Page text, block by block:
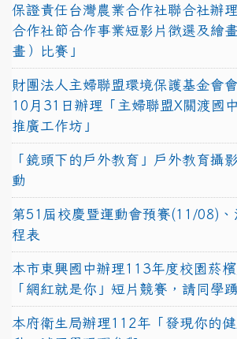
保證責任台灣農業合作社聯合社辦
合作社節合作事業短影片徵選及繪
畫）比賽」
財團法人主婦聯盟環境保護基金會
10月31日辦理「主婦聯盟X關渡國
推廣工作坊」
「鏡頭下的戶外教育」戶外教育攝
動
第51屆校慶暨運動會預賽(11/08)
程表
本市東興國中辦理113年度校園菸
「網紅就是你」短片競賽，請同學
本府衛生局辦理112年「發現你的